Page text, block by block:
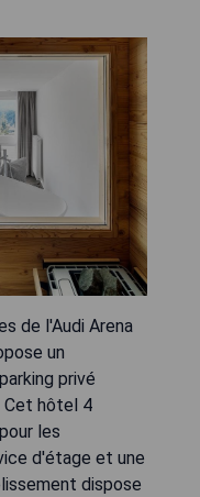
de l'Audi Arena
un
privé
Cet hôtel 4
les
d'étage et une
dispose